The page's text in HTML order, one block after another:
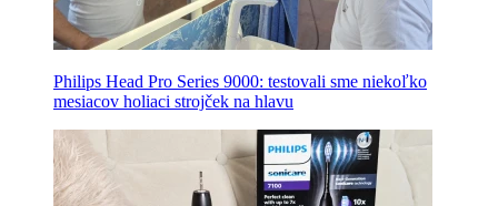
Philips Head Pro Series 9000: testovali sme niekoľko
mesiacov holiaci strojček na hlavu